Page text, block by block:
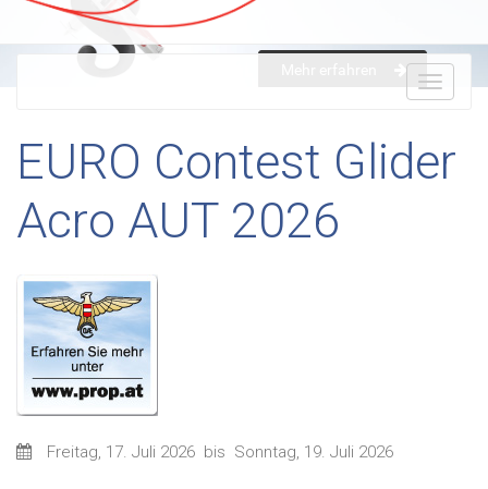
EURO Contest Glider
Acro AUT 2026
Freitag, 17. Juli 2026 bis Sonntag, 19. Juli 2026